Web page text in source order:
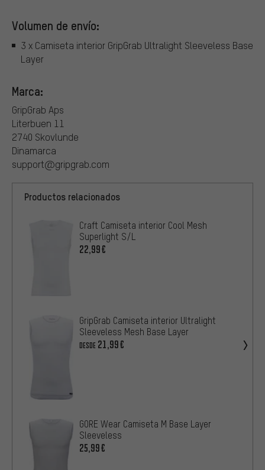
Volumen de envío:
3 x Camiseta interior GripGrab Ultralight Sleeveless Base
Layer
Marca:
GripGrab Aps
Literbuen 11
2740 Skovlunde
Dinamarca
support@gripgrab.com
Productos relacionados
Craft Camiseta interior Cool Mesh
Superlight S/L
22,99€
GripGrab Camiseta interior Ultralight
Sleeveless Mesh Base Layer
DESDE 21,99€
GORE Wear Camiseta M Base Layer
Sleeveless
25,99€